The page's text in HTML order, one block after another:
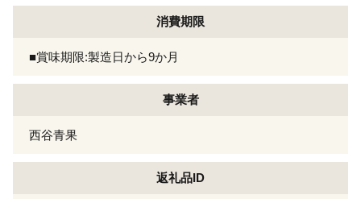
消費期限
■賞味期限:製造日から9か月
事業者
西谷青果
返礼品ID